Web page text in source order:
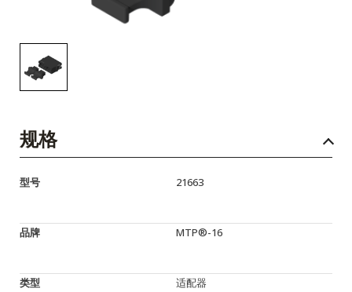
规格
型号 21663
品牌 MTP®-16
类型 适配器